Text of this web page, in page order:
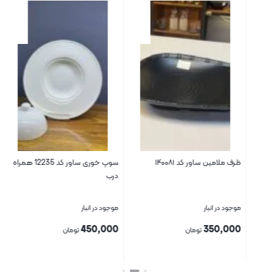
ظرف ملامین ساور کد ۱۴۰۰۸۱
موجود در انبار
350,000تومان
سوپ خوری ساور کد 12235 همراه با
درب
موجود در انبار
450,000تومان